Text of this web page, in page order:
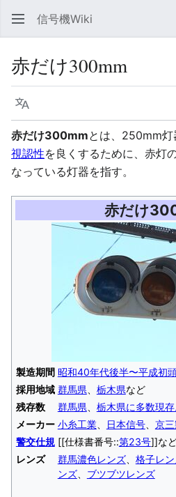
信号機Wiki
赤だけ300mm
言語
赤だけ300mmとは、250mm
視認性を良くするために、赤灯
なっている灯器を指す。
赤だけ
製造期間 昭和40年代後半〜平成初
採用地域 群馬県 栃木県など
残存数
群馬県
栃木県に多数現存
メーカー 小糸工業、 日本信号、 京
警交仕規 [[仕様書番号::第23号]]な
レンズ
群馬濃色レンズ、 格子レ
ンズ、 ブツブツレンズ